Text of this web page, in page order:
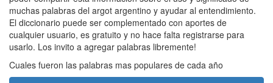
muchas palabras del argot argentino y ayudar al entendimiento.
El diccionario puede ser complementado con aportes de
cualquier usuario, es gratuito y no hace falta registrarse para
usarlo. Los invito a agregar palabras libremente!
Cuales fueron las palabras mas populares de cada año